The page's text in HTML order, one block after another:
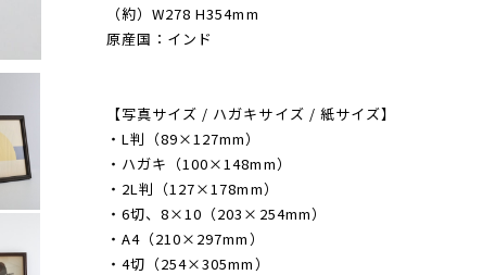
（約）W278 H354mm
原産国：インド
【写真サイズ / ハガキサイズ / 紙サイズ】
・L判（89×127mm）
・ハガキ（100×148mm）
・2L判（127×178mm）
・6切、8×10（203×254mm）
・A4（210×297mm）
・4切（254×305mm）